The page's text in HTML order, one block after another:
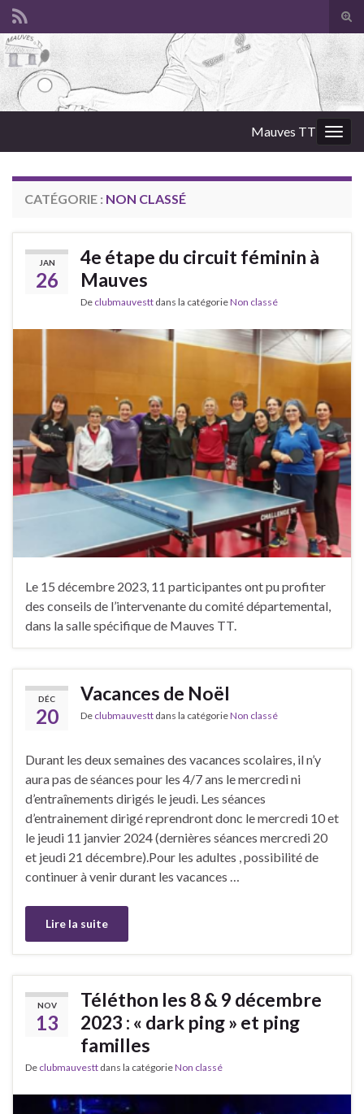
Mauves TT
CATÉGORIE : NON CLASSÉ
JAN
26
4e étape du circuit féminin à
Mauves
De clubmauvestt dans la catégorieNon classé
Le 15 décembre 2023, 11 participantes ont pu profiter
des conseils de l’intervenante du comité départemental,
dans la salle spécifique de Mauves TT.
DÉC
20
Vacances de Noël
De clubmauvestt dans la catégorieNon classé
Durant les deux semaines des vacances scolaires, il n’y
aura pas de séances pour les 4/7 ans le mercredi ni
d’entraînements dirigés le jeudi. Les séances
d’entrainement dirigé reprendront donc le mercredi 10 et
le jeudi 11 janvier 2024 (dernières séances mercredi 20
et jeudi 21 décembre).Pour les adultes , possibilité de
continuer à venir durant les vacances …
Lire la suite
NOV
13
Téléthon les 8 & 9 décembre
2023 : « dark ping » et ping
familles
De clubmauvestt dans la catégorieNon classé